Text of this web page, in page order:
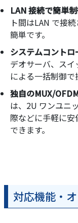
LAN 接続で簡単
ト間はLAN で接
簡単です。
システムコント
デオサーバ、ス
による一括制御で
独自のMUX/
は、2U ワンユニ
際などに手軽に
できます。
対応機能・